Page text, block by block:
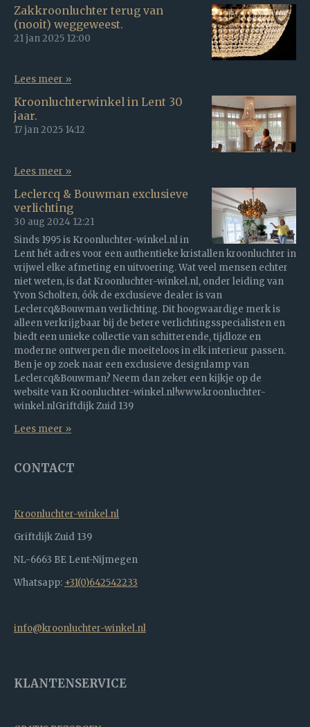
Zakkroonluchter terug van
(nooit) weggeweest.
21 jan 2025 12:00
Lees meer »
Kroonluchterwinkel in Lent 30
jaar.
17 jan 2025 14:12
Lees meer »
Leclercq & Bouwman exclusieve
verlichting
30 aug 2024 12:21
Sinds 1995 is Kroonluchter-winkel.nl in
Lent hét adres voor een authentieke kristallen kroonluchter in
vrijwel elke afmeting en uitvoering. Wat veel mensen echter
niet weten, is dat Kroonluchter-winkel.nl, onder leiding van
Yvon Scholten, óók de exclusieve dealer is van
Leclercq&Bouwman verlichting. Dit hoogwaardige merk is
alleen verkrijgbaar bij de betere verlichtingsspecialisten en
biedt een unieke collectie van schitterende, tijdloze en
moderne ontwerpen die moeiteloos in elk interieur passen.
Ben je op zoek naar een exclusieve designlamp van
Leclercq&Bouwman? Neem dan zeker een kijkje op de
website van Kroonluchter-winkel.nl!www.kroonluchter-
winkel.nlGriftdijk Zuid 139
Lees meer »
CONTACT
Kroonluchter-winkel.nl
Griftdijk Zuid 139
NL-6663 BE Lent-Nijmegen
Whatsapp: +31(0)642542233
info@kroonluchter-winkel.nl
KLANTENSERVICE